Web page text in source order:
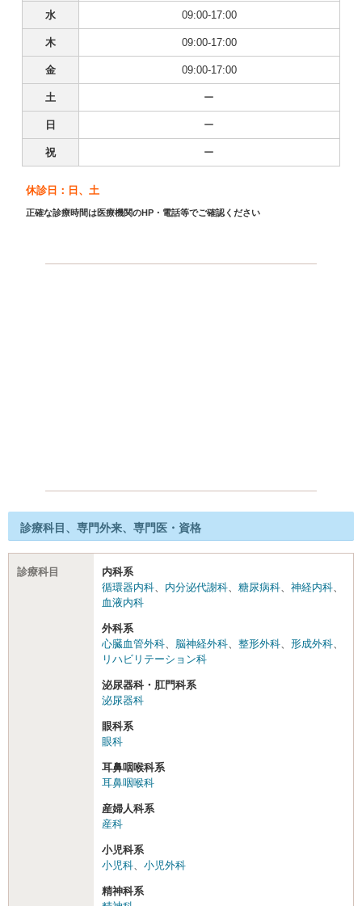
水 09:00-17:00
木 09:00-17:00
金 09:00-17:00
土 ー
日 ー
祝 ー
休診日：日、土
正確な診療時間は医療機関のHP・電話等でご確認ください
診療科目、専門外来、専門医・資格
診療科目
内科系
循環器内科、 内分泌代謝科、 糖尿病科、 神経内科、
血液内科
外科系
心臓血管外科、 脳神経外科、 整形外科、 形成外科、
リハビリテーション科
泌尿器科・肛門科系
泌尿器科
眼科系
眼科
耳鼻咽喉科系
耳鼻咽喉科
産婦人科系
産科
小児科系
小児科、 小児外科
精神科系